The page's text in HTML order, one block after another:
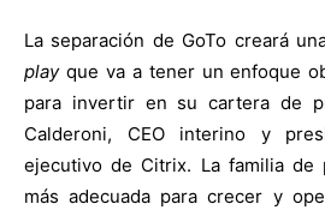
La separación de GoTo creará
playque va a tener un enfoque
para invertir en su cartera de
Calderoni, CEO interino y
ejecutivo de Citrix. La familia de
más adecuada para crecer y